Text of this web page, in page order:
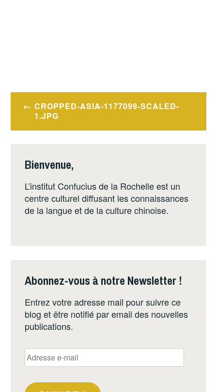
Navigation
l’article
CROPPED-ASIA-1177099-SCALED-
1.JPG
Bienvenue,
L’institut Confucius de la Rochelle est un
centre culturel diffusant les connaissances
de la langue et de la culture chinoise.
Abonnez-vous à notre Newsletter !
Entrez votre adresse mail pour suivre ce
blog et être notifié par email des nouvelles
publications.
Adresse
e-